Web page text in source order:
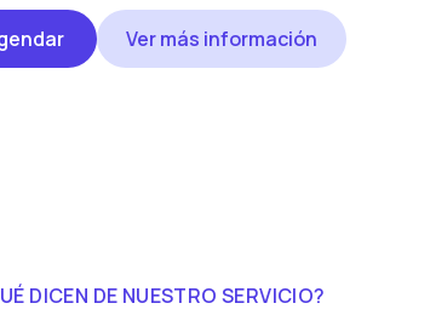
Ver más información
DICEN DE NUESTRO SERVICIO?